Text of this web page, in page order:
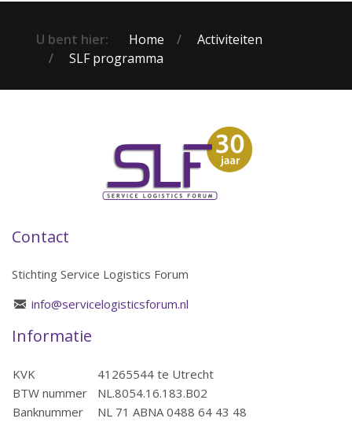
U bent hier: Home
Activiteiten
SLF programma
Contact
Stichting Service Logistics Forum
info@servicelogisticsforum.nl
Informatie
KVK
41265544 te Utrecht
BTW nummer
NL.8054.16.183.B02
Banknummer
NL 71 ABNA 0488 64 43 48